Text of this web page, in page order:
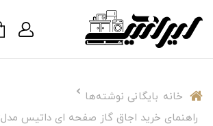
خانه بایگانی نوشته‌ها
راهنمای خرید اجاق گاز صفحه ای داتیس مدلDG-203